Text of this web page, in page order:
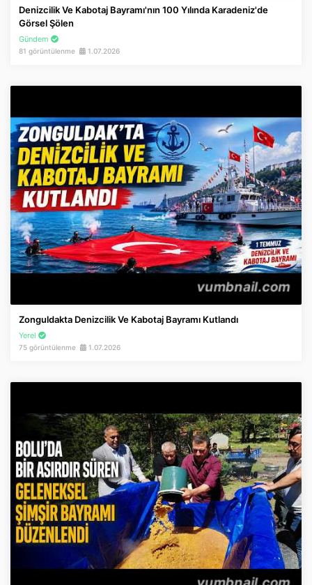
Denizcilik Ve Kabotaj Bayramı'nın 100 Yılında Karadeniz'de
Görsel Şölen
Gündem
81 görüntülenme 1.07.2026
Zonguldakta Denizcilik Ve Kabotaj Bayramı Kutlandı
Yerel
75 görüntülenme 1.07.2026